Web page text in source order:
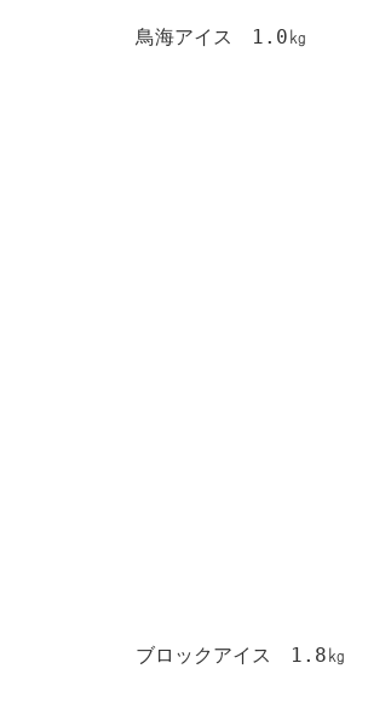
鳥海アイス 1.0㎏
ブロックアイス 1.8㎏